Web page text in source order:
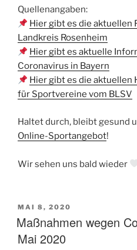
Quellenangaben:
Hier gibt es die aktuellen
Landkreis Rosenheim
Hier gibt es aktuelle
Coronavirus in Bayern
Hier gibt es die aktuellen
für Sportvereine vom BLSV
Haltet durch, bleibt gesund
Online-Sportangebot!
Wir sehen uns bald wieder
VERÖFFENTLICHT
AM
MAI 8, 2020
Maßnahmen wegen
Mai 2020